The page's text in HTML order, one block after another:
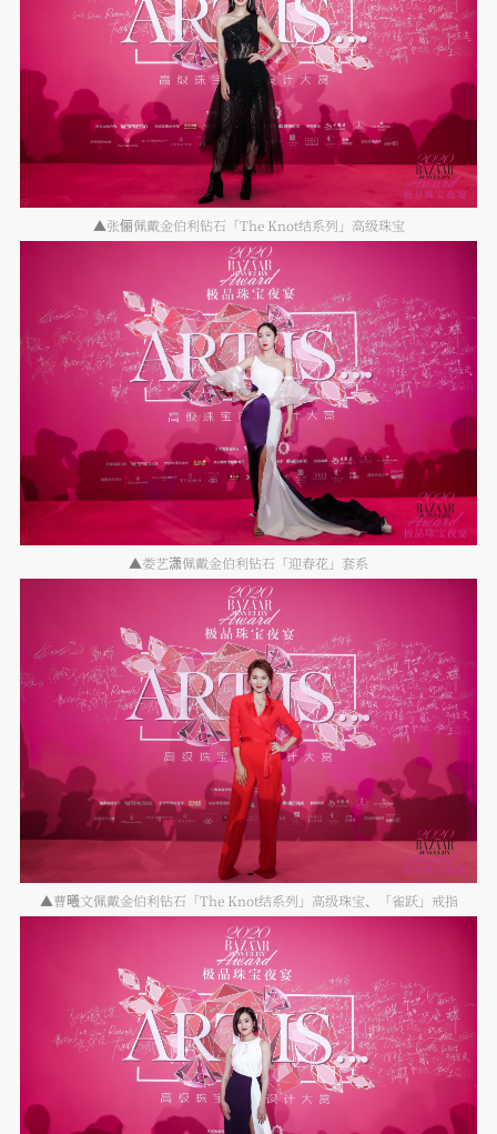
▲张俪佩戴金伯利钻石「The Knot结系列」高级珠宝
▲娄艺潇佩戴金伯利钻石「迎春花」套系
▲曹曦文佩戴金伯利钻石「The Knot结系列」高级珠宝、「雀跃」戒指